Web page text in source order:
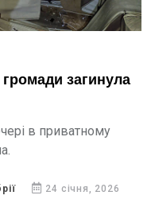
громади загинула
в приватному
24 січня, 2026